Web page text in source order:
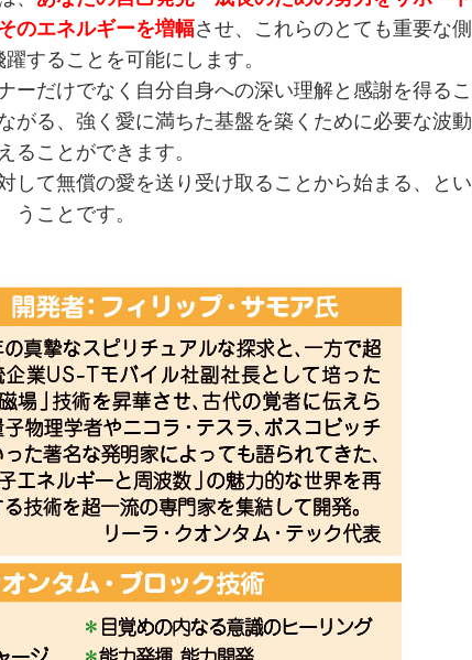
のエネルギーを増幅させ、これらのとても重要な側
することを可能にします。
だけでなく自分自身への深い理解と感謝を得るこ
がる、強く愛に満ちた基盤を築くために必要な波動
ることができます。
て無償の愛を送り受け取ることから始まる、とい
うことです。